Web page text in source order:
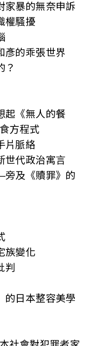
家暴的無奈申訴
權騷擾
彥的乖張世界
？
起《無人的餐
方程式
片脈絡
世代政治寓言
及《贖罪》的
族變化
判
的日本整容美學